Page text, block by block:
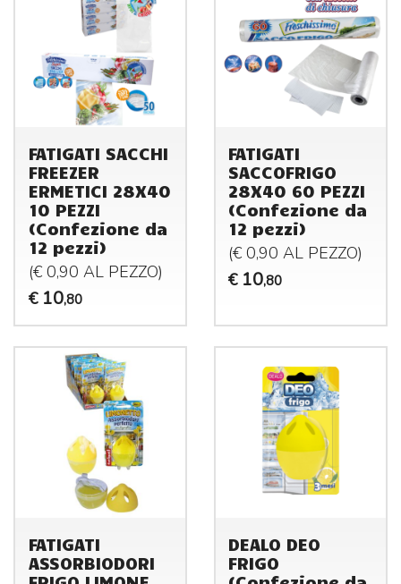
FATIGATI SACCHI
FREEZER
ERMETICI 28X40
10 PEZZI
(Confezione da
12 pezzi)
(€ 0,90 AL PEZZO)
€ 10,80
FATIGATI
SACCOFRIGO
28X40 60 PEZZI
(Confezione da
12 pezzi)
(€ 0,90 AL PEZZO)
€ 10,80
FATIGATI
ASSORBIODORI
DEALO DEO
FRIGO